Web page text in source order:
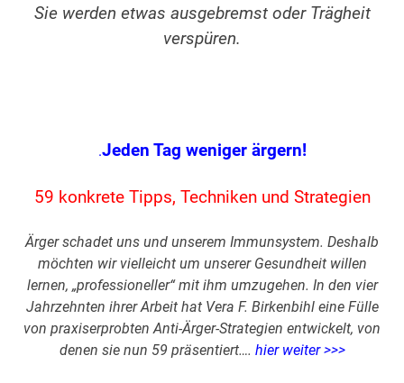
Sie werden etwas ausgebremst oder Trägheit
verspüren.
.Jeden Tag weniger ärgern!
59 konkrete Tipps, Techniken und Strategien
Ärger schadet uns und unserem Immunsystem. Deshalb
möchten wir vielleicht um unserer Gesundheit willen
lernen, „professioneller“ mit ihm umzugehen. In den vier
Jahrzehnten ihrer Arbeit hat Vera F. Birkenbihl eine Fülle
von praxiserprobten Anti-Ärger-Strategien entwickelt, von
denen sie nun 59 präsentiert…. hier weiter >>>